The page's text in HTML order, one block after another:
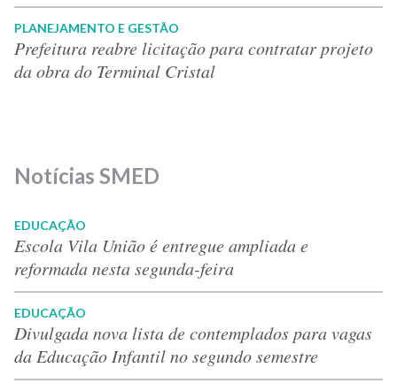
PLANEJAMENTO E GESTÃO
Prefeitura reabre licitação para contratar projeto
da obra do Terminal Cristal
Notícias SMED
EDUCAÇÃO
Escola Vila União é entregue ampliada e
reformada nesta segunda-feira
EDUCAÇÃO
Divulgada nova lista de contemplados para vagas
da Educação Infantil no segundo semestre